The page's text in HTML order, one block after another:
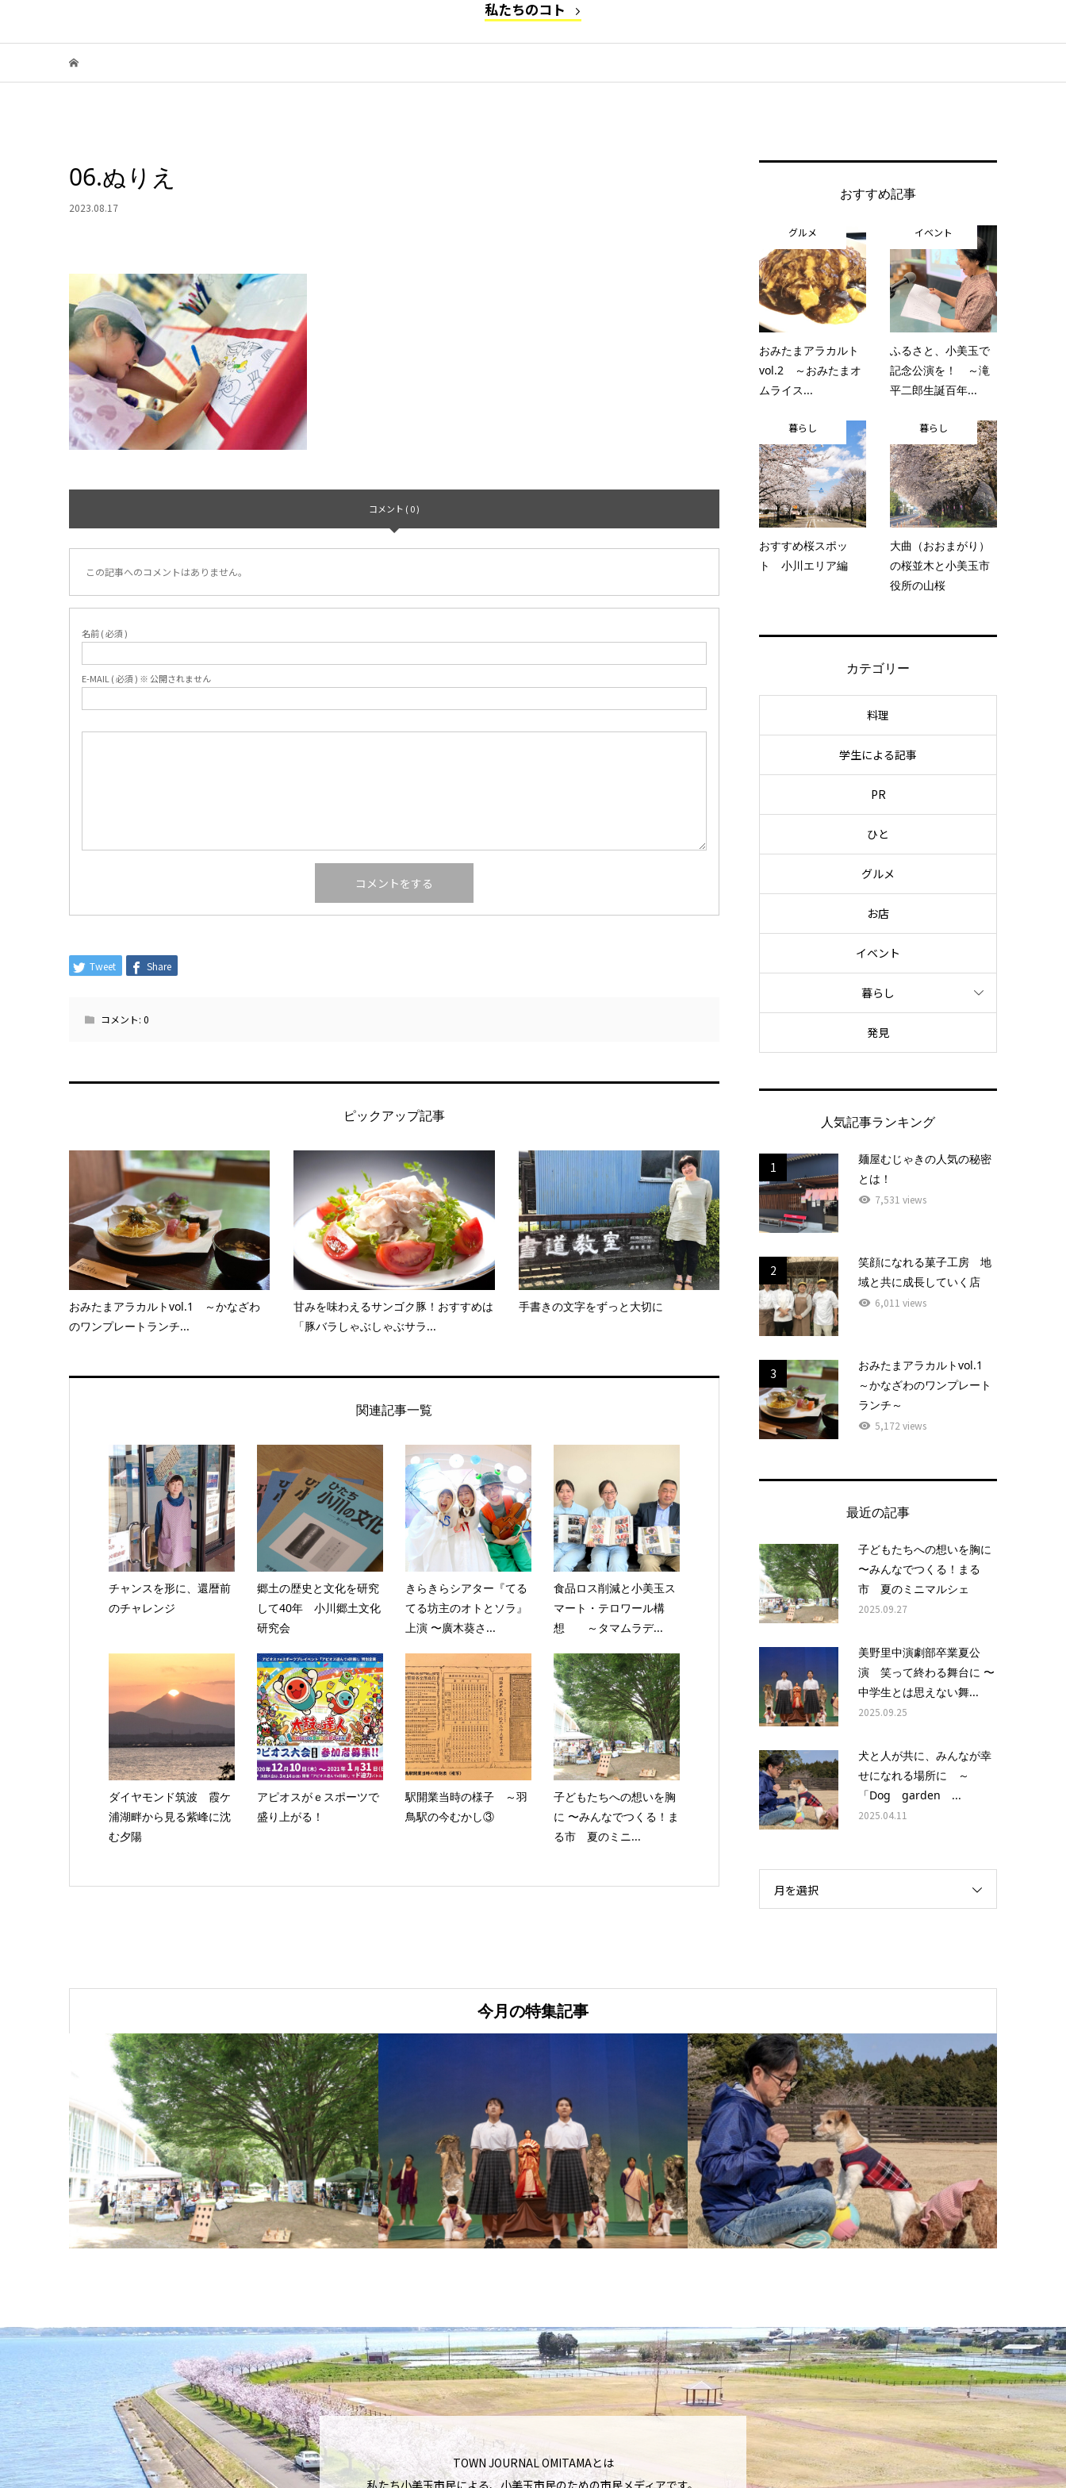
私たちのコト
06.ぬりえ
2023.08.17
コメント ( 0 )
この記事へのコメントはありません。
名前 ( 必須 )
E-MAIL ( 必須 ) ※ 公開されません
Tweet Share
コメント: 0
ピックアップ記事
おみたまアラカルトvol.1 ～かなざわ
のワンプレートランチ...
甘みを味わえるサンゴク豚！おすすめは
「豚バラしゃぶしゃぶサラ...
手書きの文字をずっと大切に
関連記事一覧
チャンスを形に、還暦前
のチャレンジ
郷土の歴史と文化を研究
して40年 小川郷土文化
研究会
きらきらシアター『てる
てる坊主のオトとソラ』
上演 〜廣木葵さ...
食品ロス削減と小美玉ス
マート・テロワール構
想 ～タマムラデ...
ダイヤモンド筑波 霞ケ
浦湖畔から見る紫峰に沈
む夕陽
アピオスがｅスポーツで
盛り上がる！
駅開業当時の様子 ～羽
鳥駅の今むかし③
子どもたちへの想いを胸
に 〜みんなでつくる！ま
る市 夏のミニ...
おすすめ記事
グルメ
おみたまアラカルト
vol.2 ～おみたまオ
ムライス...
イベント
ふるさと、小美玉で
記念公演を！ ～滝
平二郎生誕百年...
暮らし
おすすめ桜スポッ
ト 小川エリア編
暮らし
大曲（おおまがり）
の桜並木と小美玉市
役所の山桜
カテゴリー
料理
学生による記事
PR
ひと
グルメ
お店
イベント
暮らし
発見
人気記事ランキング
1
麺屋むじゃきの人気の秘密
とは！
7,531 views
2
笑顔になれる菓子工房 地
域と共に成長していく店
6,011 views
3
おみたまアラカルトvol.1
～かなざわのワンプレート
ランチ～
5,172 views
最近の記事
子どもたちへの想いを胸に
〜みんなでつくる！まる
市 夏のミニマルシェ
2025.09.27
美野里中演劇部卒業夏公
演 笑って終わる舞台に 〜
中学生とは思えない舞...
2025.09.25
犬と人が共に、みんなが幸
せになれる場所に ～
「Dog garden ...
2025.04.11
月を選択
今月の特集記事
TOWN JOURNAL OMITAMAとは